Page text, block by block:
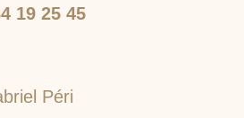
19 25 45
Péri